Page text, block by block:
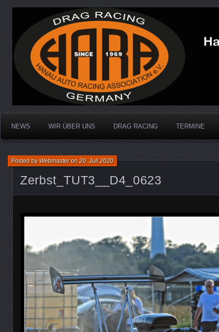
Hanau Auto Racing
Dragracing auf der 1/4 Meile
NEWS WIR ÜBER UNS DRAG RACING TERMINE
Zerbst_TUT3__D4_0623
Posted byWebmasteron20. Juli 2020